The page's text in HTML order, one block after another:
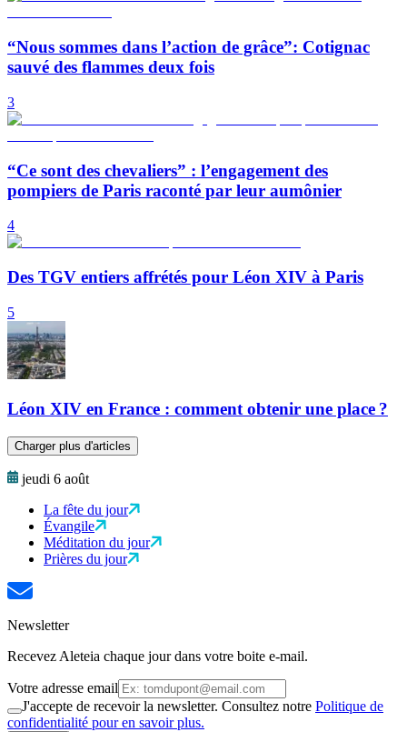
“Nous sommes dans l’action de grâce”: Cotignac
sauvé des flammes deux fois
3
“Ce sont des chevaliers” : l’engagement des
pompiers de Paris raconté par leur aumônier
4
Des TGV entiers affrétés pour Léon XIV à Paris
5
Léon XIV en France : comment obtenir une place ?
Charger plus d'articles
jeudi 6 août
La fête du jour
Évangile
Méditation du jour
Prières du jour
Newsletter
Recevez Aleteia chaque jour dans votre boite e-mail.
Votre adresse email
J'accepte de recevoir la newsletter. Consultez notre Politique de
confidentialité pour en savoir plus.